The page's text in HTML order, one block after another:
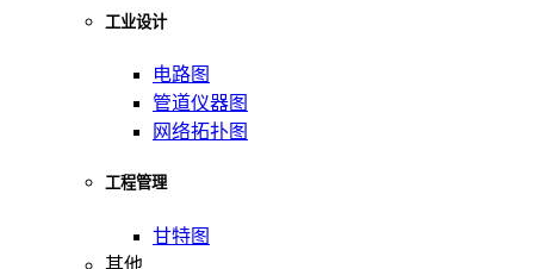
工业设计
电路图
管道仪器图
网络拓扑图
工程管理
甘特图
其他